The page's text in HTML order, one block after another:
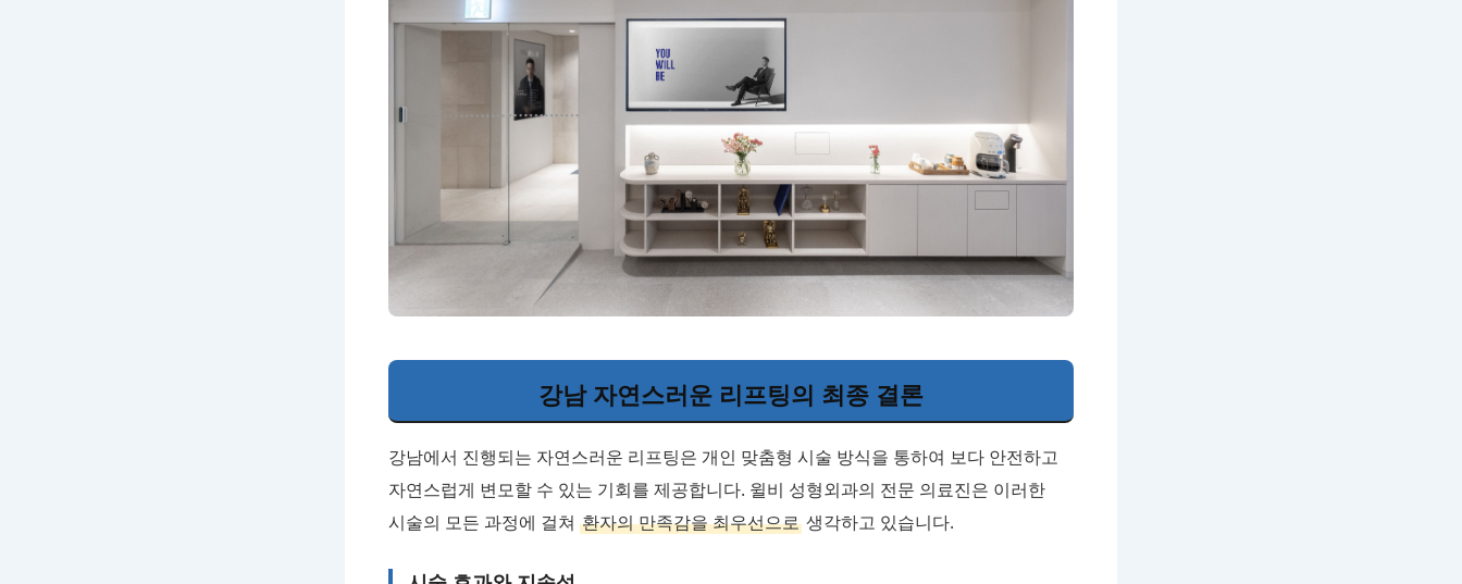
강남 자연스러운 리프팅의 최종 결론
강남에서 진행되는 자연스러운 리프팅은 개인 맞춤형 시술 방식을 통하여 보다 안전하고
자연스럽게 변모할 수 있는 기회를 제공합니다. 윌비 성형외과의 전문 의료진은 이러한
시술의 모든 과정에 걸쳐 환자의 만족감을 최우선으로 생각하고 있습니다.